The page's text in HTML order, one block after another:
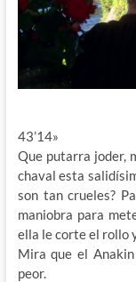
43’14»
Que putarra joder,
chaval esta
son tan crueles?
maniobra para
ella le corte el rollo
Mira que el
peor.